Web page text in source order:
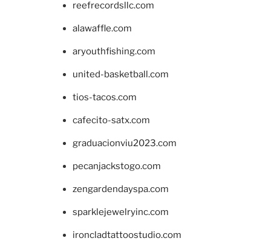
reefrecordsllc.com
alawaffle.com
aryouthfishing.com
united-basketball.com
tios-tacos.com
cafecito-satx.com
graduacionviu2023.com
pecanjackstogo.com
zengardendayspa.com
sparklejewelryinc.com
ironcladtattoostudio.com